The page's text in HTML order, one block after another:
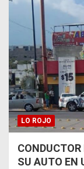
LO ROJO
SU AUTO EN